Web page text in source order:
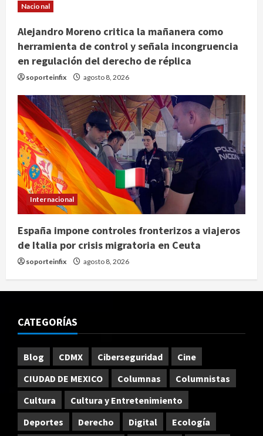
Nacional
Alejandro Moreno critica la mañanera como
herramienta de control y señala incongruencia
en regulación del derecho de réplica
soporteinfix agosto 8, 2026
Internacional
España impone controles fronterizos a viajeros
de Italia por crisis migratoria en Ceuta
soporteinfix agosto 8, 2026
CATEGORÍAS
Blog CDMX Ciberseguridad
Cine
CIUDAD DE MEXICO
Columnas
Columnistas
Cultura
Cultura y Entretenimiento
Deportes
Derecho Digital
Ecología